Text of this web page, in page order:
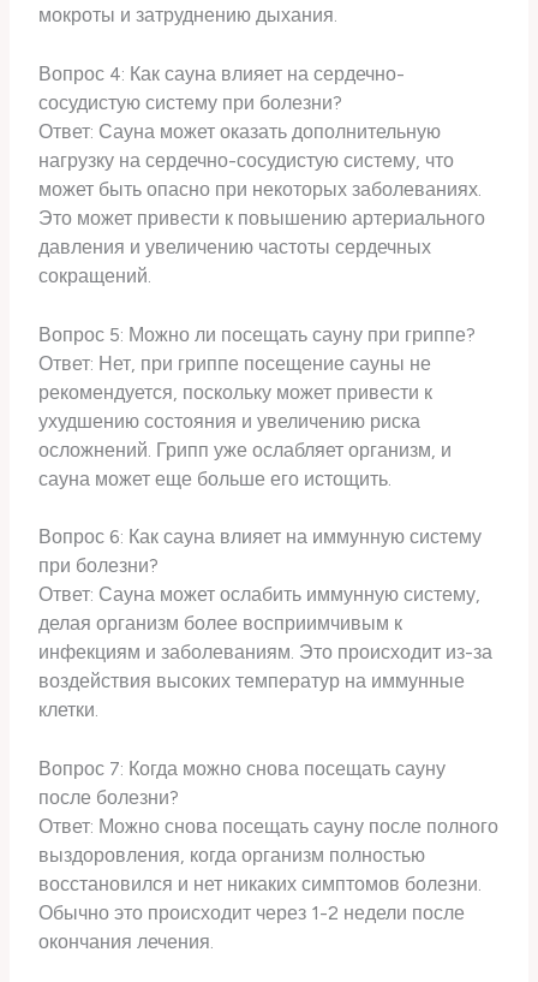
мокроты и затруднению дыхания.
Вопрос 4: Как сауна влияет на сердечно-
сосудистую систему при болезни?
Ответ: Сауна может оказать дополнительную
нагрузку на сердечно-сосудистую систему, что
может быть опасно при некоторых заболеваниях.
Это может привести к повышению артериального
давления и увеличению частоты сердечных
сокращений.
Вопрос 5: Можно ли посещать сауну при гриппе?
Ответ: Нет, при гриппе посещение сауны не
рекомендуется, поскольку может привести к
ухудшению состояния и увеличению риска
осложнений. Грипп уже ослабляет организм, и
сауна может еще больше его истощить.
Вопрос 6: Как сауна влияет на иммунную систему
при болезни?
Ответ: Сауна может ослабить иммунную систему,
делая организм более восприимчивым к
инфекциям и заболеваниям. Это происходит из-за
воздействия высоких температур на иммунные
клетки.
Вопрос 7: Когда можно снова посещать сауну
после болезни?
Ответ: Можно снова посещать сауну после полного
выздоровления, когда организм полностью
восстановился и нет никаких симптомов болезни.
Обычно это происходит через 1-2 недели после
окончания лечения.